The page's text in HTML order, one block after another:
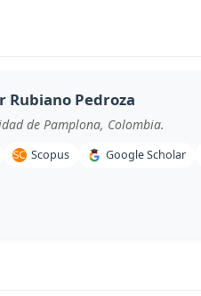
Rubiano Pedroza
de Pamplona, Colombia.
Scopus Google Scholar